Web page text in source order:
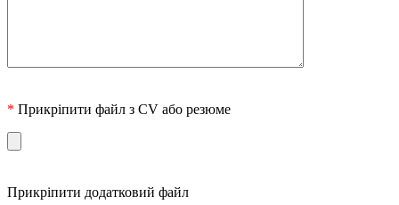
* Прикріпити файл з CV або резюме
Прикріпити додатковий файл